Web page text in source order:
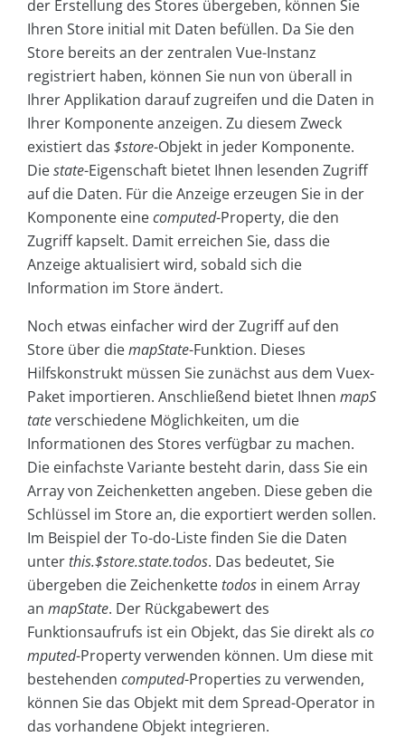
der Erstellung des Stores übergeben, können Sie
Ihren Store initial mit Daten befüllen. Da Sie den
Store bereits an der zentralen Vue-Instanz
registriert haben, können Sie nun von überall in
Ihrer Applikation darauf zugreifen und die Daten in
Ihrer Komponente anzeigen. Zu diesem Zweck
existiert das $store-Objekt in jeder Komponente.
Diestate-Eigenschaft bietet Ihnen lesenden Zugriff
auf die Daten. Für die Anzeige erzeugen Sie in der
Komponente einecomputed-Property, die den
Zugriff kapselt. Damit erreichen Sie, dass die
Anzeige aktualisiert wird, sobald sich die
Information im Store ändert.
Noch etwas einfacher wird der Zugriff auf den
Store über diemapState-Funktion. Dieses
Hilfskonstrukt müssen Sie zunächst aus dem Vuex-
Paket importieren. Anschließend bietet Ihnen mapS
tateverschiedene Möglichkeiten, um die
Informationen des Stores verfügbar zu machen.
Die einfachste Variante besteht darin, dass Sie ein
Array von Zeichenketten angeben. Diese geben die
Schlüssel im Store an, die exportiert werden sollen.
Im Beispiel der To-do-Liste finden Sie die Daten
unterthis.$store.state.todos. Das bedeutet, Sie
übergeben die Zeichenkettetodos in einem Array
an mapState. Der Rückgabewert des
Funktionsaufrufs ist ein Objekt, das Sie direkt als co
mputed-Property verwenden können. Um diese mit
bestehenden computed-Properties zu verwenden,
können Sie das Objekt mit dem Spread-Operator in
das vorhandene Objekt integrieren.